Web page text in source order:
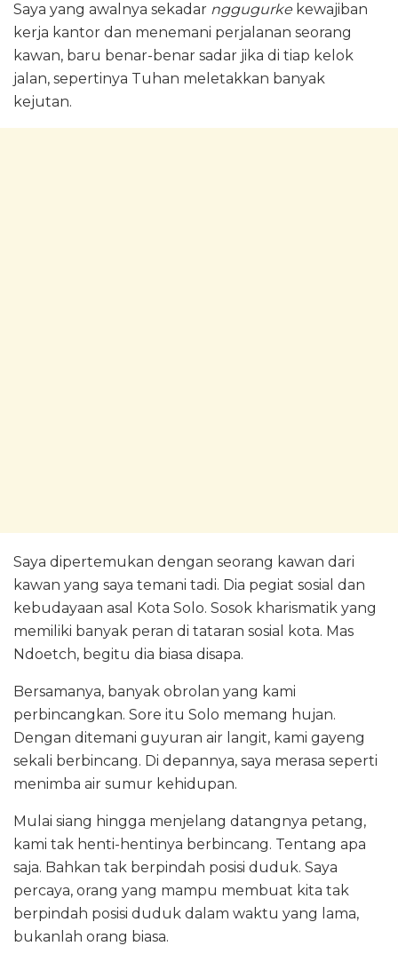
Saya yang awalnya sekadar nggugurke kewajiban
kerja kantor dan menemani perjalanan seorang
kawan, baru benar-benar sadar jika di tiap kelok
jalan, sepertinya Tuhan meletakkan banyak
kejutan.
Saya dipertemukan dengan seorang kawan dari
kawan yang saya temani tadi. Dia pegiat sosial dan
kebudayaan asal Kota Solo. Sosok kharismatik yang
memiliki banyak peran di tataran sosial kota. Mas
Ndoetch, begitu dia biasa disapa.
Bersamanya, banyak obrolan yang kami
perbincangkan. Sore itu Solo memang hujan.
Dengan ditemani guyuran air langit, kami gayeng
sekali berbincang. Di depannya, saya merasa seperti
menimba air sumur kehidupan.
Mulai siang hingga menjelang datangnya petang,
kami tak henti-hentinya berbincang. Tentang apa
saja. Bahkan tak berpindah posisi duduk. Saya
percaya, orang yang mampu membuat kita tak
berpindah posisi duduk dalam waktu yang lama,
bukanlah orang biasa.